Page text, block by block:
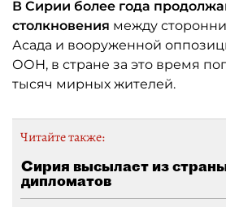
В Сирии более года
столкновения между
Асада и вооруженной
ООН, в стране за это время
тысяч мирных жителей.
Читайте также:
Сирия высылает из
дипломатов